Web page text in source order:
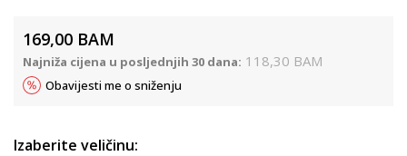
169,00 BAM
Najniža cijena u posljednjih 30 dana: 118,30 BAM
Obavijesti me o sniženju
Izaberite veličinu: